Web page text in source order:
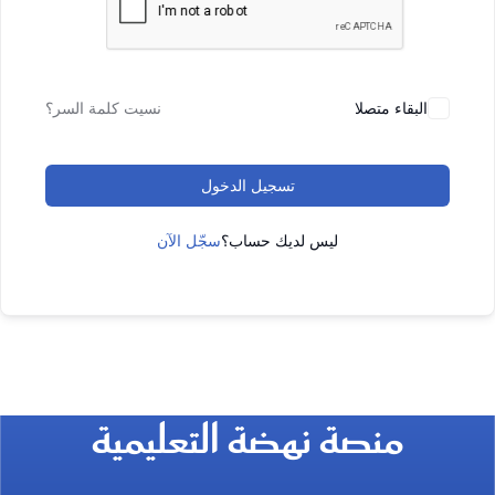
البقاء متصلا نسيت كلمة السر؟
تسجيل الدخول
ليس لديك حساب؟سجّل الآن
منصة نهضة التعليمية